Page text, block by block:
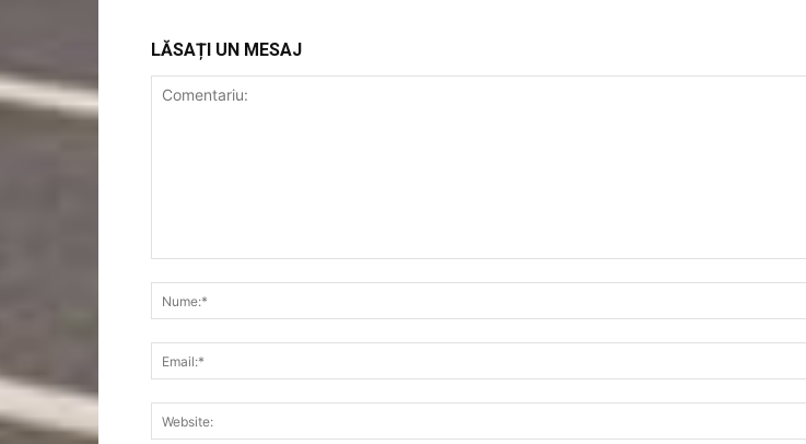
LĂSAȚI UN MESAJ